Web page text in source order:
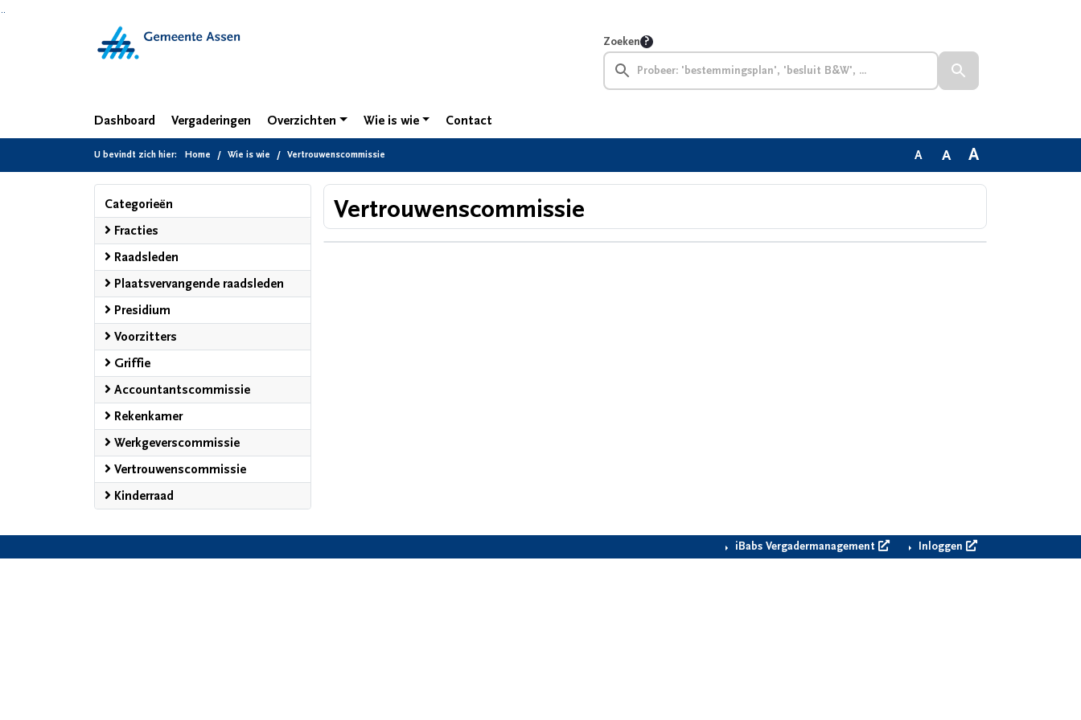
Zoeken
Dashboard Vergaderingen Overzichten Wie is wie Contact
U bevindt zich hier: Home Wie is wie Vertrouwenscommissie A A A
Categorieën
Fracties
Raadsleden
Plaatsvervangende raadsleden
Presidium
Voorzitters
Griffie
Accountantscommissie
Rekenkamer
Werkgeverscommissie
Vertrouwenscommissie
Kinderraad
Vertrouwenscommissie
iBabs Vergadermanagement Inloggen